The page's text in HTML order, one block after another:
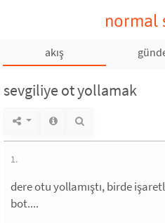
normal
akış
sevgiliye ot yollamak
1.
dere otu yollamıştı, birde
bot....